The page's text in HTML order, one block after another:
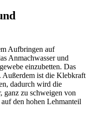
Aufbringen auf
Anmachwasser und
einzubetten. Das
Außerdem ist die Klebkraft
dadurch wird die
ganz zu schweigen von
den hohen Lehmanteil